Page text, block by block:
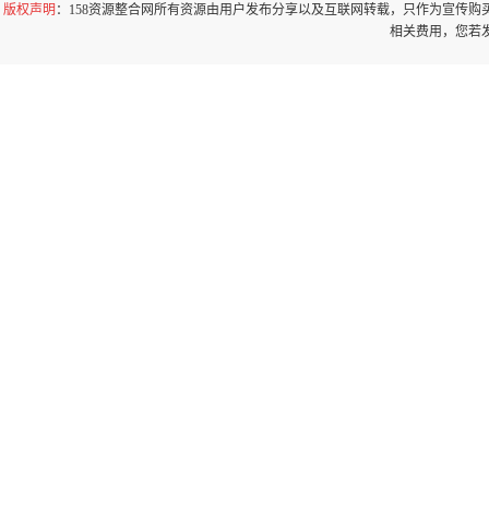
版权声明 ：158资源整合网所有资源由用户发布分享以及互联网转载，只作为宣传
相关费用，您若